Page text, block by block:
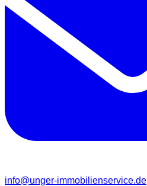
info@unger-immobilienservice.de